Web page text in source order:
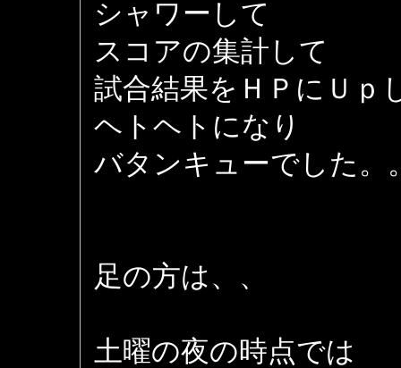
シャワーして
スコアの集計して
試合結果をＨＰにＵｐ
ヘトヘトになり
バタンキューでした。
足の方は、、
土曜の夜の時点では